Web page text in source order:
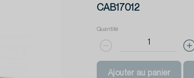
CAB17012
Quantité
Ajouter au panier